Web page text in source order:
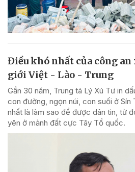
Điều khó nhất của công an
giới Việt - Lào - Trung
Gần 30 năm, Trung tá Lý Xú Tư in
con đường, ngọn núi, con suối ở Sín
nhất là làm sao để được dân tin, từ
yên ở mảnh đất cực Tây Tổ quốc.